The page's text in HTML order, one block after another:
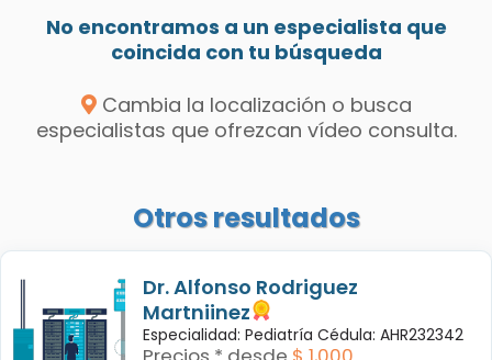
No encontramos a un especialista que
coincida con tu búsqueda
Cambia la localización o busca
especialistas que ofrezcan vídeo consulta.
Otros resultados
Dr. Alfonso Rodriguez
Martniinez
Especialidad: Pediatría Cédula: AHR232342